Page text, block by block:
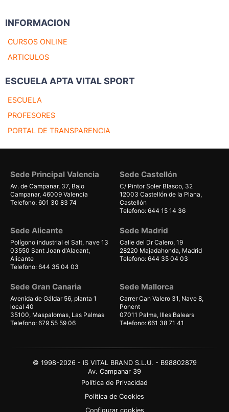
INFORMACION
CURSOS ONLINE
ARTICULOS
ESCUELA APTA VITAL SPORT
ESCUELA
PROFESORES
PORTAL DE TRANSPARENCIA
Sede Principal Valencia
Av. de Campanar, 37, Bajo
Campanar, 46009 Valencia
Telefono: 601 30 83 74
Sede Castellón
C/ Pintor Soler Blasco, 32
12003 Castellón de la Plana,
Castellón
Telefono: 644 15 14 36
Sede Alicante
Polígono industrial el Salt, nave 13
03550 Sant Joan d'Alacant,
Alicante
Telefono: 644 35 04 03
Sede Madrid
Calle del Dr Calero, 19
28220 Majadahonda, Madrid
Telefono: 644 35 04 03
Sede Gran Canaria
Avenida de Gáldar 56, planta 1
local 40
35100, Maspalomas, Las Palmas
Telefono: 679 55 59 06
Sede Mallorca
Carrer Can Valero 31, Nave 8,
Ponent
07011 Palma, Illes Balears
Telefono: 661 38 71 41
© 1998-2026 - IS VITAL BRAND S.L.U. - B98802879
Av. Campanar 39
Política de Privacidad
Politica de Cookies
Configurar cookies